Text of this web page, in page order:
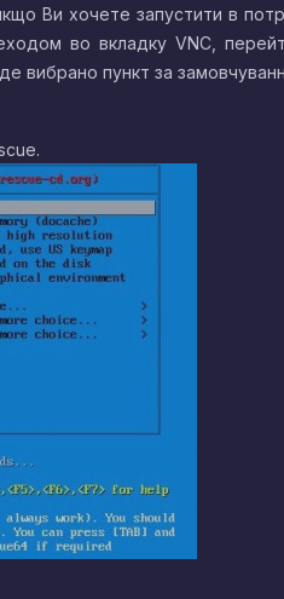
Ви хочете запустити в
во вкладку VNC,
вибрано пункт за